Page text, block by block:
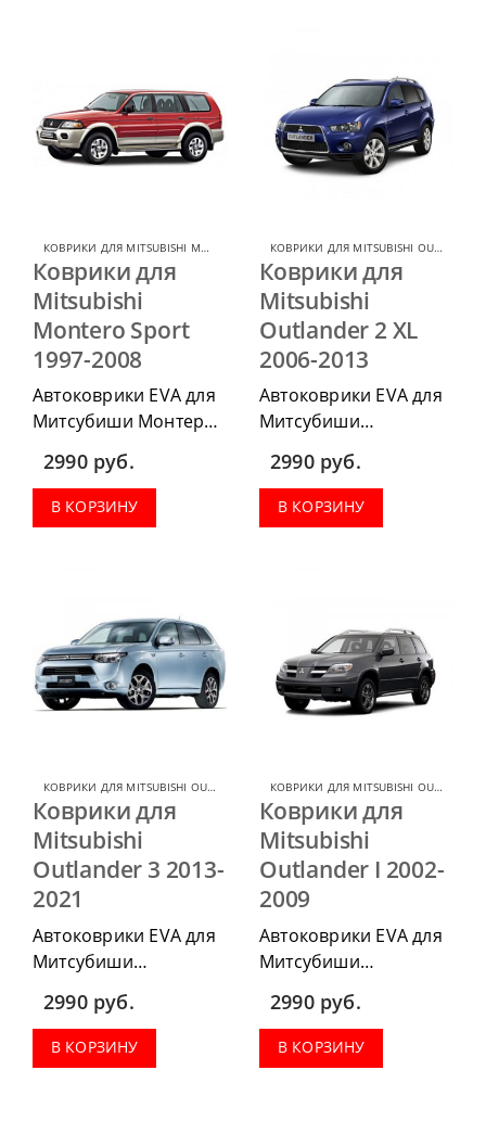
КОВРИКИ ДЛЯ MITSUBISHI MONTERO КОВРИКИ ДЛЯ MITSUBISHI
Коврики для
Mitsubishi
Montero Sport
1997-2008
Автоковрики EVA для
Митсубиши Монтеро
можно приобрести в
комплектации:
водительский коврик,
2990 руб.
В КОРЗИНУ
КОВРИКИ ДЛЯ MITSUBISHI OUTLANDER
Коврики для
Mitsubishi
Outlander 2 XL
2006-2013
Автоковрики EVA для
Митсубиши
2013 г.в. можно
приобрести в
комплектации:
багажник.
2990 руб.
В КОРЗИНУ
КОВРИКИ ДЛЯ MITSUBISHI OUTLANDER КОВРИКИ ДЛЯ MITSUBISHI
Коврики для
Mitsubishi
Outlander 3 2013-
2021
Автоковрики EVA для
Митсубиши
2021 г.в. можно
приобрести в
комплектации:
2990 руб.
В КОРЗИНУ
КОВРИКИ ДЛЯ MITSUBISHI OUTLANDER
Коврики для
Mitsubishi
Outlander I 2002-
2009
Автоковрики EVA для
Митсубиши
2002-2009 г.в. можно
приобрести в
комплектации:
2990 руб.
В КОРЗИНУ